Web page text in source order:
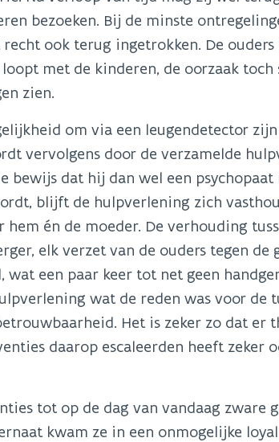
bezoeken. Bij de minste
ook terug ingetrokken. De ouders
met de kinderen, de oorzaak toch
zien.
om via een leugendetector
vervolgens door de verzamelde
dat hij dan wel een psychopaat
blijft de hulpverlening zich
én de moeder. De verhouding
elk verzet van de ouders tegen de
een paar keer tot net geen
wat de reden was voor de
Het is zeker zo dat er
daarop escaleerden heeft zeker
tot op de dag van vandaag zware
kwam ze in een onmogelijke